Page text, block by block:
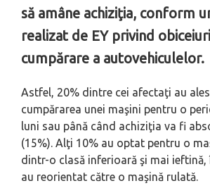
să amâne achiziţia, conform
realizat de EY privind
cumpărare a autovehiculelor.
Astfel, 20% dintre cei afectaţi au
cumpărarea unei maşini pentru o
luni sau până când achiziţia va fi
(15%). Alţi 10% au optat pentru o
dintr-o clasă inferioară şi mai ieftină,
au reorientat către o maşină rulată.